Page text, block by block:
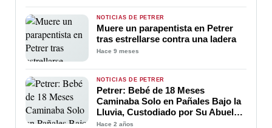
NOTICIAS DE PETRER
Muere un parapentista en Petrer
tras estrellarse contra una ladera
Hace 9 meses
NOTICIAS DE PETRER
Petrer: Bebé de 18 Meses
Caminaba Solo en Pañales Bajo la
Lluvia, Custodiado por Su Abuela
Materna
Hace 2 años